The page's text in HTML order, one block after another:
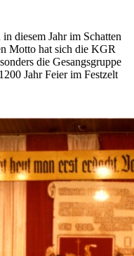
diesem Jahr im Schatten
Motto hat sich die KGR
die Gesangsgruppe
Jahr Feier im Festzelt